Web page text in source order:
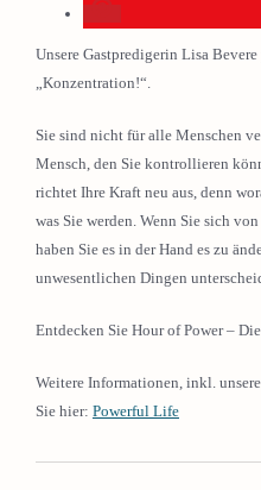
Unsere Gastpredigerin Lisa
„Konzentration!“.
Sie sind nicht für alle Menschen
Mensch, den Sie kontrollieren
richtet Ihre Kraft neu aus, denn
was Sie werden. Wenn Sie sich
haben Sie es in der Hand es zu
unwesentlichen Dingen
Entdecken Sie Hour of Power –
Weitere Informationen, inkl.
Sie hier: Powerful Life